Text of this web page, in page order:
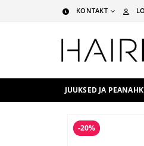
KONTAKT
JUUKSED JA PEANAHK
-20%